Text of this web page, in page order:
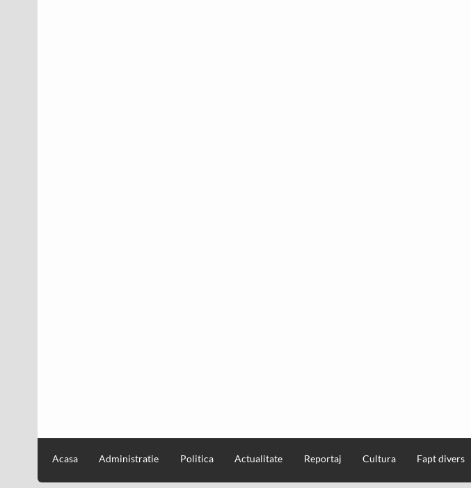
Acasa Administratie Politica Actualitate Reportaj Cultura Fapt divers